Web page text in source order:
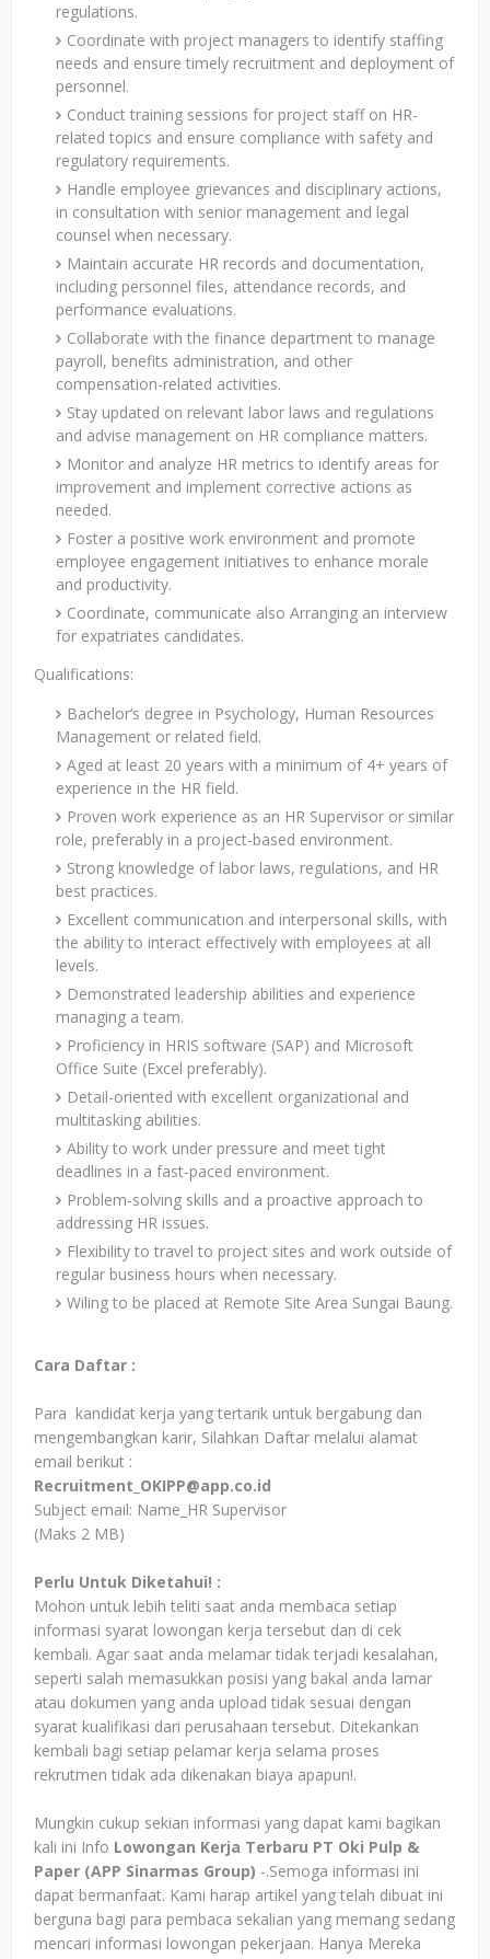
regulations.
Coordinate with project managers to identify staffing
needs and ensure timely recruitment and deployment of
personnel.
Conduct training sessions for project staff on HR-
related topics and ensure compliance with safety and
regulatory requirements.
Handle employee grievances and disciplinary actions,
in consultation with senior management and legal
counsel when necessary.
Maintain accurate HR records and documentation,
including personnel files, attendance records, and
performance evaluations.
Collaborate with the finance department to manage
payroll, benefits administration, and other
compensation-related activities.
Stay updated on relevant labor laws and regulations
and advise management on HR compliance matters.
Monitor and analyze HR metrics to identify areas for
improvement and implement corrective actions as
needed.
Foster a positive work environment and promote
employee engagement initiatives to enhance morale
and productivity.
Coordinate, communicate also Arranging an interview
for expatriates candidates.
Qualifications:
Bachelor’s degree in Psychology, Human Resources
Management or related field.
Aged at least 20 years with a minimum of 4+ years of
experience in the HR field.
Proven work experience as an HR Supervisor or similar
role, preferably in a project-based environment.
Strong knowledge of labor laws, regulations, and HR
best practices.
Excellent communication and interpersonal skills, with
the ability to interact effectively with employees at all
levels.
Demonstrated leadership abilities and experience
managing a team.
Proficiency in HRIS software (SAP) and Microsoft
Office Suite (Excel preferably).
Detail-oriented with excellent organizational and
multitasking abilities.
Ability to work under pressure and meet tight
deadlines in a fast-paced environment.
Problem-solving skills and a proactive approach to
addressing HR issues.
Flexibility to travel to project sites and work outside of
regular business hours when necessary.
Wiling to be placed at Remote Site Area Sungai Baung.
Cara Daftar :
Para kandidat kerja yang tertarik untuk bergabung dan
mengembangkan karir, Silahkan Daftar melalui alamat
email berikut :
Recruitment_OKIPP@app.co.id
Subject email: Name_HR Supervisor
(Maks 2 MB)
Perlu Untuk Diketahui! :
Mohon untuk lebih teliti saat anda membaca setiap
informasi syarat lowongan kerja tersebut dan di cek
kembali. Agar saat anda melamar tidak terjadi kesalahan,
seperti salah memasukkan posisi yang bakal anda lamar
atau dokumen yang anda upload tidak sesuai dengan
syarat kualifikasi dari perusahaan tersebut. Ditekankan
kembali bagi setiap pelamar kerja selama proses
rekrutmen tidak ada dikenakan biaya apapun!.
Mungkin cukup sekian informasi yang dapat kami bagikan
kali ini Info Lowongan Kerja Terbaru PT Oki Pulp &
Paper (APP Sinarmas Group) -.Semoga informasi ini
dapat bermanfaat. Kami harap artikel yang telah dibuat ini
berguna bagi para pembaca sekalian yang memang sedang
mencari informasi lowongan pekerjaan. Hanya Mereka